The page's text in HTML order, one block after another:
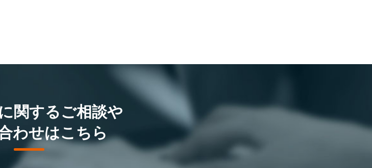
関するご相談や
わせはこちら